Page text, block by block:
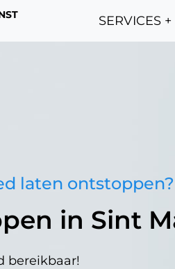
SERVICES +
laten ontstoppen?
in Sint
bereikbaar!